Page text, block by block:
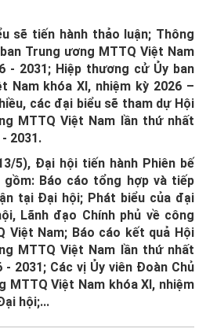
sẽ tiến hành thảo luận; Thông
Trung ương MTTQ Việt Nam
- 2031; Hiệp thương cử Ủy ban
Nam khóa XI, nhiệm kỳ 2026 –
các đại biểu sẽ tham dự Hội
MTTQ Việt Nam lần thứ nhất
2031.
5), Đại hội tiến hành Phiên bế
gồm: Báo cáo tổng hợp và tiếp
tại Đại hội; Phát biểu của đại
Lãnh đạo Chính phủ về công
Việt Nam; Báo cáo kết quả Hội
MTTQ Việt Nam lần thứ nhất
- 2031; Các vị Ủy viên Đoàn Chủ
MTTQ Việt Nam khóa XI, nhiệm
hội;...